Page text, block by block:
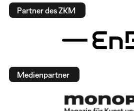
Partner des ZKM
Medienpartner